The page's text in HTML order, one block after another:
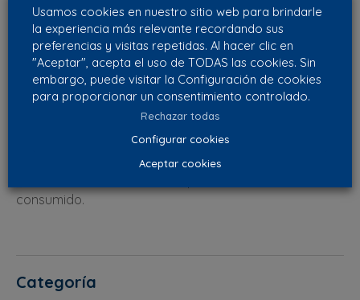
refinerías, gases de escape.
Ventajas
– Amplio especto de gases absorbidos.
– Optimo sistema de “polishing” que permite cumplir
con los requisitos más estrictos de concentración de
– Máxima capacidad de remoción de contaminantes
consumido.
Categoría
Usamos cookies en nuestro sitio web para brindarle
la experiencia más relevante recordando sus
preferencias y visitas repetidas. Al hacer clic en
"Aceptar", acepta el uso de TODAS las cookies. Sin
embargo, puede visitar la Configuración de cookies
para proporcionar un consentimiento controlado.
Rechazar todas
Configurar cookies
Aceptar cookies